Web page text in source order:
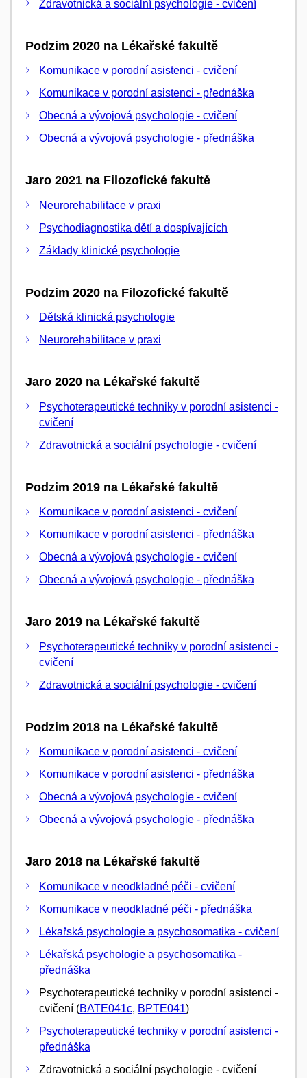
Zdravotnická a sociální psychologie - cvičení
Podzim 2020 na Lékařské fakultě
Komunikace v porodní asistenci - cvičení
Komunikace v porodní asistenci - přednáška
Obecná a vývojová psychologie - cvičení
Obecná a vývojová psychologie - přednáška
Jaro 2021 na Filozofické fakultě
Neurorehabilitace v praxi
Psychodiagnostika dětí a dospívajících
Základy klinické psychologie
Podzim 2020 na Filozofické fakultě
Dětská klinická psychologie
Neurorehabilitace v praxi
Jaro 2020 na Lékařské fakultě
Psychoterapeutické techniky v porodní asistenci -
cvičení
Zdravotnická a sociální psychologie - cvičení
Podzim 2019 na Lékařské fakultě
Komunikace v porodní asistenci - cvičení
Komunikace v porodní asistenci - přednáška
Obecná a vývojová psychologie - cvičení
Obecná a vývojová psychologie - přednáška
Jaro 2019 na Lékařské fakultě
Psychoterapeutické techniky v porodní asistenci -
cvičení
Zdravotnická a sociální psychologie - cvičení
Podzim 2018 na Lékařské fakultě
Komunikace v porodní asistenci - cvičení
Komunikace v porodní asistenci - přednáška
Obecná a vývojová psychologie - cvičení
Obecná a vývojová psychologie - přednáška
Jaro 2018 na Lékařské fakultě
Komunikace v neodkladné péči - cvičení
Komunikace v neodkladné péči - přednáška
Lékařská psychologie a psychosomatika - cvičení
Lékařská psychologie a psychosomatika -
přednáška
Psychoterapeutické techniky v porodní asistenci -
cvičení (BATE041c, BPTE041)
Psychoterapeutické techniky v porodní asistenci -
přednáška
Zdravotnická a sociální psychologie - cvičení